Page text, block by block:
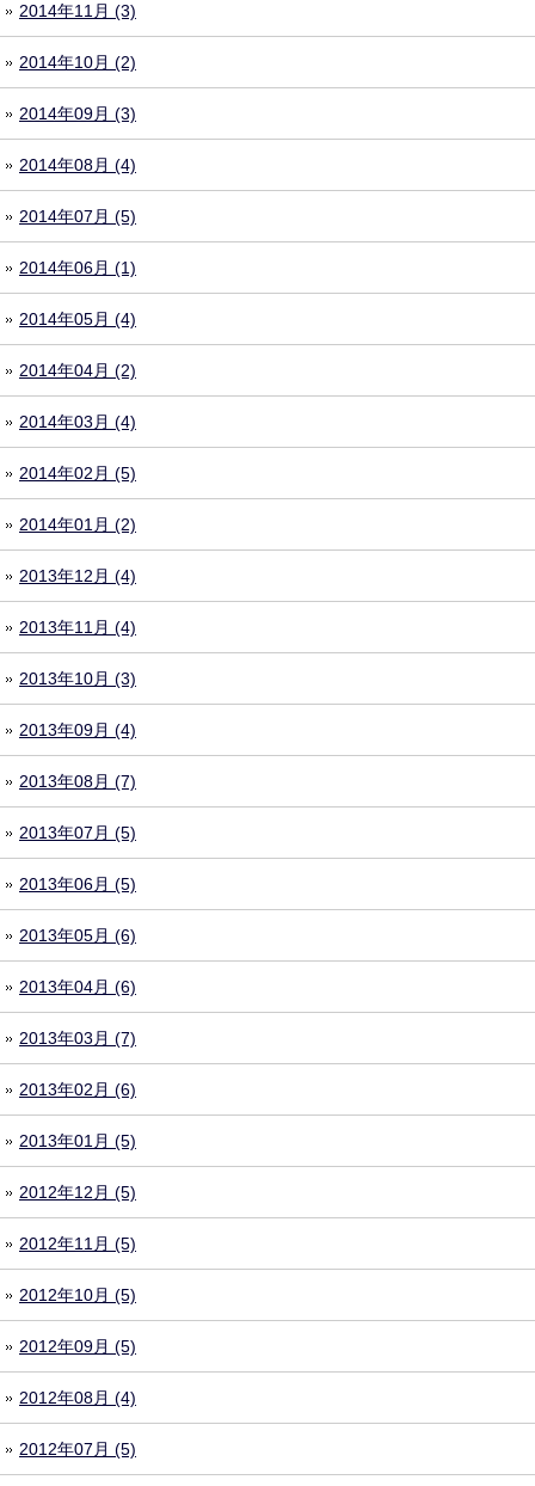
2014年11月 (3)
2014年10月 (2)
2014年09月 (3)
2014年08月 (4)
2014年07月 (5)
2014年06月 (1)
2014年05月 (4)
2014年04月 (2)
2014年03月 (4)
2014年02月 (5)
2014年01月 (2)
2013年12月 (4)
2013年11月 (4)
2013年10月 (3)
2013年09月 (4)
2013年08月 (7)
2013年07月 (5)
2013年06月 (5)
2013年05月 (6)
2013年04月 (6)
2013年03月 (7)
2013年02月 (6)
2013年01月 (5)
2012年12月 (5)
2012年11月 (5)
2012年10月 (5)
2012年09月 (5)
2012年08月 (4)
2012年07月 (5)